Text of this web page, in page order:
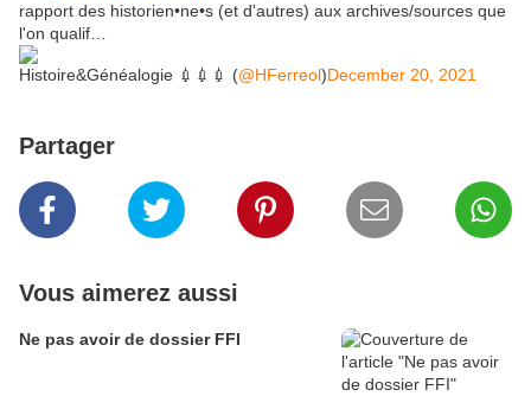
rapport des historien•ne•s (et d'autres) aux archives/sources que
l'on qualif…
Histoire&Généalogie 💉💉💉 (@HFerreol)December 20, 2021
Partager
Vous aimerez aussi
Ne pas avoir de dossier FFI